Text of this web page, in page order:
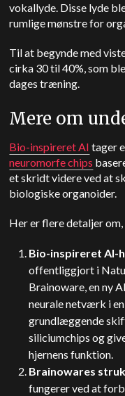
vokallyde. Disse lyde
rumlige mønstre for
Til at begynde med
cirka 30 til 40%, som
dages træning.
Mere om
Bio-inspireret AI tager
neuromorfe chips
et skridt videre ved at
biologiske organoider.
Her er flere detaljer
Bio-inspireret AI-
offentliggjort i
Brainoware, en ny
neurale netværk i
grundlæggende
siliciumchips og
hjernens funktion.
Brainowares
fungerer ved at